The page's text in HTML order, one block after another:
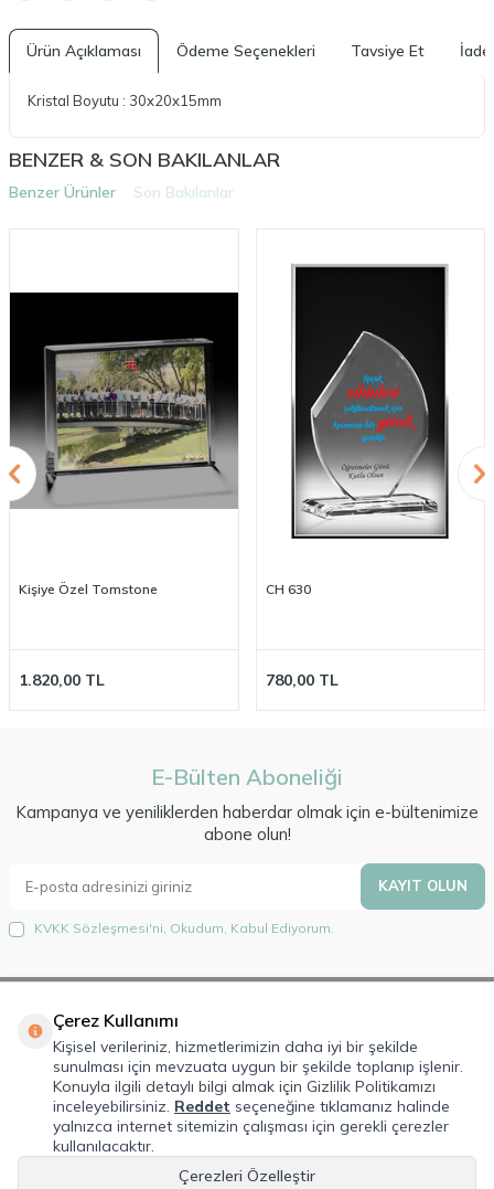
Ürün Açıklaması Ödeme Seçenekleri Tavsiye Et İade
Kristal Boyutu : 30x20x15mm
BENZER & SON BAKILANLAR
Benzer Ürünler Son Bakılanlar
Kişiye Özel Tomstone
1.820,00 TL
CH 630
780,00TL
E-Bülten Aboneliği
Kampanya ve yeniliklerden haberdar olmak için e-bültenimize
abone olun!
KAYIT OLUN
KVKK Sözleşmesi'ni , Okudum, Kabul Ediyorum.
Hakkımızda
Lorem Ipsum is simply dummy text of the printing and typesetting
industry. Lorem Ipsum has been the industry's standard dummy text ever
since the 1500s, when an unknown printer took a galley of type and
scrambled it to make a type specimen book.
Çerez Kullanımı
Kişisel verileriniz, hizmetlerimizin daha iyi bir şekilde
sunulması için mevzuata uygun bir şekilde toplanıp işlenir.
Konuyla ilgili detaylı bilgi almak için Gizlilik Politikamızı
inceleyebilirsiniz. Reddet seçeneğine tıklamanız halinde
yalnızca internet sitemizin çalışması için gerekli çerezler
kullanılacaktır.
Çerezleri Özelleştir